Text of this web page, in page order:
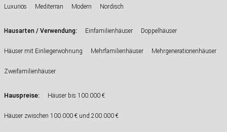
Luxuriös Mediterran Modern Nordisch
Hausarten / Verwendung: Einfamilienhäuser Doppelhäuser
Häuser mit Einliegerwohnung Mehrfamilienhäuser Mehrgenerationenhäuser
Zweifamilienhäuser
Hauspreise: Häuser bis 100.000 €
Häuser zwischen 100.000 € und 200.000 €